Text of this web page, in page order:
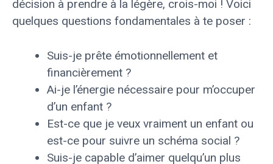
décision à prendre à la légère, crois-moi ! Voici
quelques questions fondamentales à te poser :
Suis-je prête émotionnellement et
financièrement ?
Ai-je l’énergie nécessaire pour m’occuper
d’un enfant ?
Est-ce que je veux vraiment un enfant ou
est-ce pour suivre un schéma social ?
Suis-je capable d’aimer quelqu’un plus